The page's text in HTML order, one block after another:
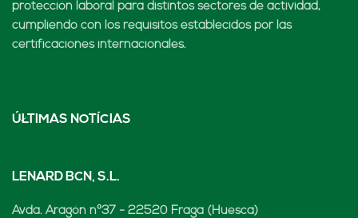
protección laboral para distintos sectores de actividad,
cumpliendo con los requisitos establecidos por las
certificaciones internacionales.
ÚLTIMAS NOTÍCIAS
LENARD BCN, S.L.
Avda. Aragón nº37 - 22520 Fraga (Huesca)